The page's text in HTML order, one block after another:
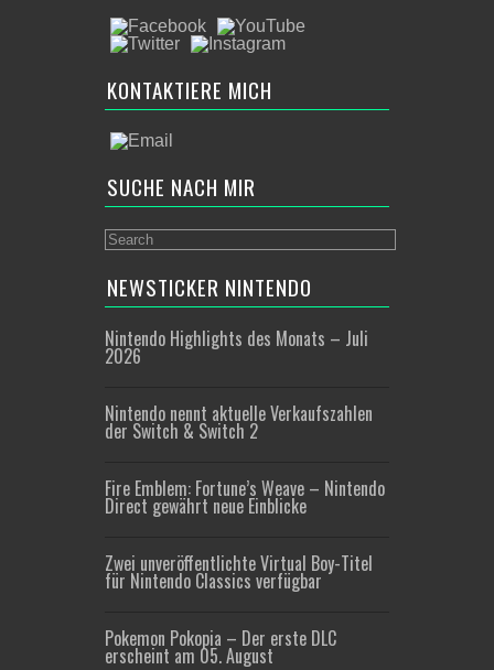
KONTAKTIERE MICH
SUCHE NACH MIR
NEWSTICKER NINTENDO
Nintendo Highlights des Monats – Juli
2026
Nintendo nennt aktuelle Verkaufszahlen
der Switch & Switch 2
Fire Emblem: Fortune’s Weave – Nintendo
Direct gewährt neue Einblicke
Zwei unveröffentlichte Virtual Boy-Titel
für Nintendo Classics verfügbar
Pokemon Pokopia – Der erste DLC
erscheint am 05. August